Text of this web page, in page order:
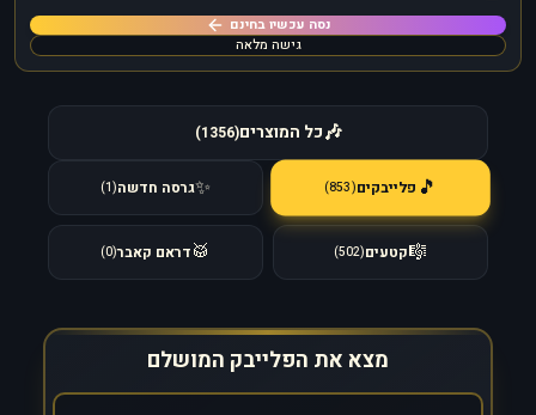
נסה עכשיו בחינם
גישה מלאה
🎶כל המוצרים(
1356
)
🎵 פלייבקים(
853
)
✨גרסה חדשה(
1
)
🎼קטעים(
502
)
🥁דראם קאבר(
0
)
מצא את הפלייבק המושלם